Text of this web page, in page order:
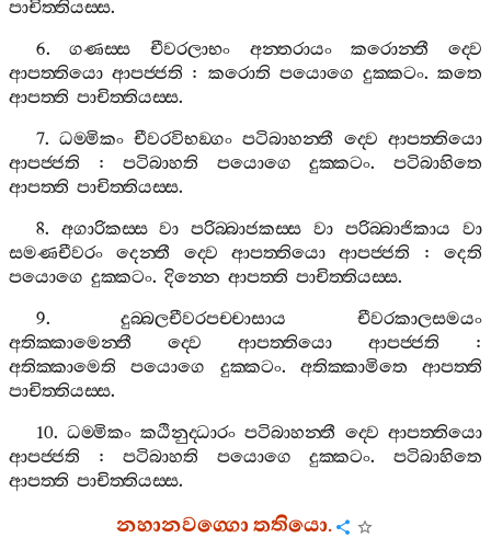
පාචිත‍්තියස‍්ස.
6.ගණස‍්ස චීවරලාභං අන‍්තරායං කරොන‍්තී
ද‍්වෙ
ආපත‍්තියො ආපජ‍්ජති : කරොති පයොගෙ දුක‍්කටං.කතෙ
ආපත‍්ති පාචිත‍්තියස‍්ස.
7. ධම‍්මිකං චීවරවිභඞ‍්ගං පටිබාහන‍්තී ද‍්වෙ ආපත‍්තියො
ආපජ‍්ජති :පටිබාහති පයොගෙ දුක‍්කටං.පටිබාහිතෙ
ආපත‍්ති පාචිත‍්තියස‍්ස.
8. අගාරිකස‍්ස වා පරිබ‍්බාජකස‍්ස වා පරිබ‍්බාජිකාය
වා
සමණචීවරං
දෙන‍්තී ද‍්වෙ ආපත‍්තියො ආපජ‍්ජති :දෙති
පයොගෙ දුක‍්කටං. දින‍්නෙ ආපත‍්ති පාචිත‍්තියස‍්ස.
9.දුබ‍්බලචීවරපච‍්චාසාය
චීවරකාලසමයං
අතික‍්කාමෙන‍්තී
ද‍්වෙ ආපත‍්තියො ආපජ‍්ජති :
අතික‍්කාමෙති
පයොගෙ දුක‍්කටං. අතික‍්කාමිතෙ
ආපත‍්ති
පාචිත‍්තියස‍්ස.
10. ධම‍්මිකං කඨිනුද‍්ධාරං පටිබාහන‍්තී ද‍්වෙ ආපත‍්තියො
ආපජ‍්ජති :පටිබාහති පයොගෙ දුක‍්කටං.පටිබාහිතෙ
ආපත‍්ති පාචිත‍්තියස‍්ස.
නහානවග‍්ගොතතියො.